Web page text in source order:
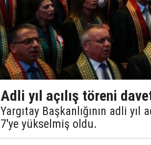
Adli yıl açılış töreni
Yargıtay Başkanlığının adli yıl
7'ye yükselmiş oldu.